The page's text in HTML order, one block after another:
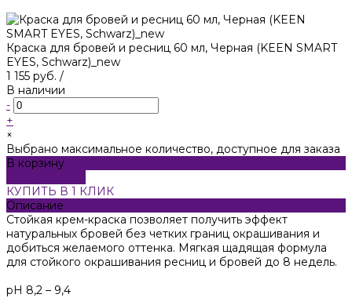
Краска для бровей и ресниц 60 мл, Черная (KEEN SMART
EYES, Schwarz)_new
1 155 руб. /
В наличии
-
+
×
Выбрано максимальное количество, доступное для заказа
В корзину
КУПИТЬ В 1 КЛИК
Описание
Стойкая крем-краска позволяет получить эффект
натуральных бровей без четких границ окрашивания и
добиться желаемого оттенка. Мягкая щадящая формула
для стойкого окрашивания ресниц и бровей до 8 недель.
pH 8,2 – 9,4